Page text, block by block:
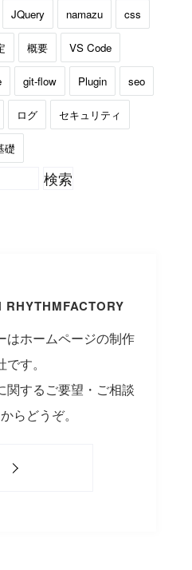
JQuery namazu css
概要 VS Code
git-flow Plugin seo
ログ セキュリティ
礎
RHYTHMFACTORY
はホームページの制作
です。
関するご要望・ご相談
らどうぞ。